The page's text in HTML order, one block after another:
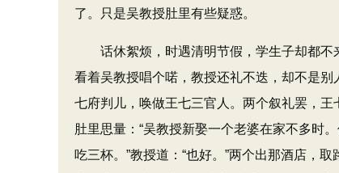
了。只是吴教授肚里有些疑惑。
话休絮烦，时遇清明节假，学生子却都不
看着吴教授唱个喏，教授还礼不迭，却不是
七府判儿，唤做王七三官人。两个叙礼罢，王
肚里思量：​“吴教授新娶一个老婆在家不多时
吃三杯。​”教授道：​“也好。​”两个出那酒店，